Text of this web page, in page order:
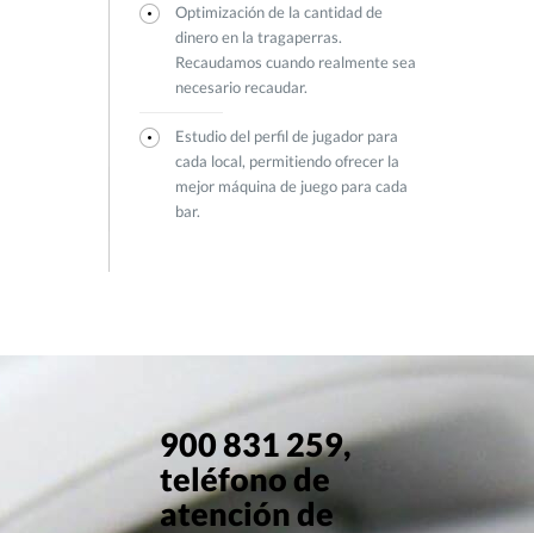
Optimización de la cantidad de
dinero en la tragaperras.
Recaudamos cuando realmente sea
necesario recaudar.
Estudio del perfil de jugador para
cada local, permitiendo ofrecer la
mejor máquina de juego para cada
bar.
900 831 259,
teléfono de
atención de